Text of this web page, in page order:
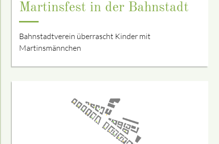
Martinsfest in der Bahnstadt
Bahnstadtverein überrascht Kinder mit
Martinsmännchen